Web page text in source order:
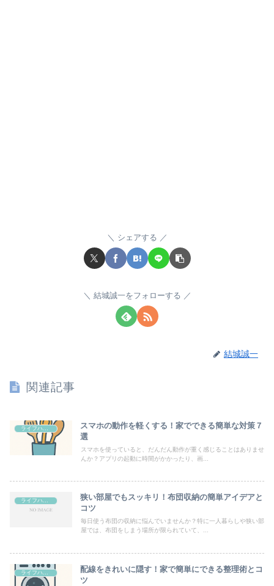
シェアする
結城誠一をフォローする
結城誠一
関連記事
スマホの動作を軽くする！家でできる簡単な対策７
選
スマホを使っていると、だんだん動作が重く感じることはありませ
んか？アプリの起動に時間がかかったり、画...
狭い部屋でもスッキリ！布団収納の簡単アイデアと
コツ
毎日使う布団の収納に悩んでいませんか？特に一人暮らしや狭い部
屋では、布団をしまう場所が限られていて、...
配線をきれいに隠す！家で簡単にできる整理術とコ
ツ